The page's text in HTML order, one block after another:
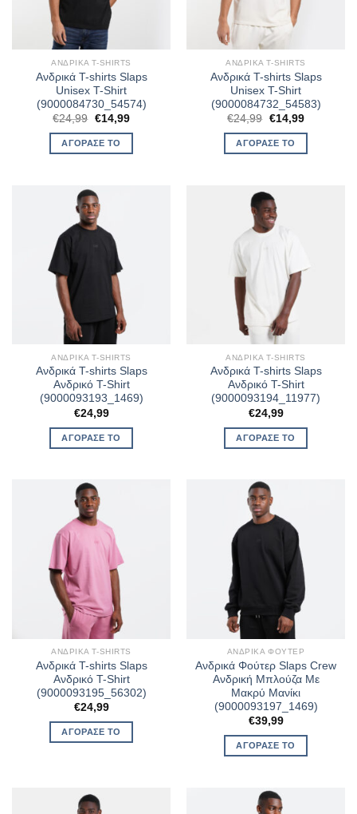
ΑΝΔΡΙΚΆ T-SHIRTS
Ανδρικά T-shirts Slaps
Unisex T-Shirt
(9000084730_54574)
€24,99 Original
was:
€24,99.
€14,99Η
ΑΓΌΡΑΣΈ ΤΟ
ΑΝΔΡΙΚΆ T-SHIRTS
Ανδρικά T-shirts Slaps
Unisex T-Shirt
(9000084732_54583)
€24,99 Original
was:
€24,99.
€14,99Η
ΑΓΌΡΑΣΈ ΤΟ
ΑΝΔΡΙΚΆ T-SHIRTS
Ανδρικά T-shirts Slaps
Ανδρικό T-Shirt
(9000093193_1469)
€24,99
ΑΓΌΡΑΣΈ ΤΟ
ΑΝΔΡΙΚΆ T-SHIRTS
Ανδρικά T-shirts Slaps
Ανδρικό T-Shirt
(9000093194_11977)
€24,99
ΑΓΌΡΑΣΈ ΤΟ
ΑΝΔΡΙΚΆ T-SHIRTS
Ανδρικά T-shirts Slaps
Ανδρικό T-Shirt
(9000093195_56302)
€24,99
ΑΓΌΡΑΣΈ ΤΟ
ΑΝΔΡΙΚΆ ΦΟΎΤΕΡ
Ανδρικά Φούτερ Slaps Crew
Ανδρική Μπλούζα Με
Μακρύ Μανίκι
(9000093197_1469)
€39,99
ΑΓΌΡΑΣΈ ΤΟ